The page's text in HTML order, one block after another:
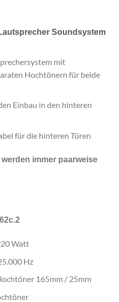
Soundsystem
mit
Hochtönern für beide
Einbau in den hinteren
für die hinteren Türen
immer paarweise
Watt
Hz
165mm / 25mm